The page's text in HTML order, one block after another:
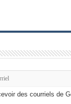
des courriels de